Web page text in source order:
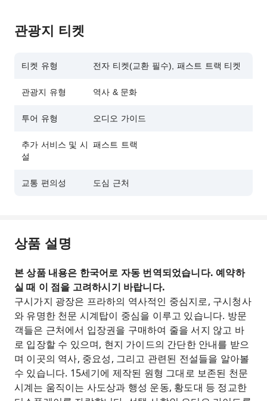
관광지 티켓
티켓 유형 전자 티켓(교환 필수), 패스트 트랙 티켓
관광지 유형 역사 & 문화
투어 유형 오디오 가이드
추가 서비스 및 시
설
패스트 트랙
교통 편의성 도심 근처
상품 설명
본 상품 내용은 한국어로 자동 번역되었습니다. 예약하
실 때 이 점을 고려하시기 바랍니다.
구시가지 광장은 프라하의 역사적인 중심지로, 구시청사
와 유명한 천문 시계탑이 중심을 이루고 있습니다. 방문
객들은 근처에서 입장권을 구매하여 줄을 서지 않고 바
로 입장할 수 있으며, 현지 가이드의 간단한 안내를 받으
며 이곳의 역사, 중요성, 그리고 관련된 전설들을 알아볼
수 있습니다. 15세기에 제작된 원형 그대로 보존된 천문
시계는 움직이는 사도상과 행성 운동, 황도대 등 정교한